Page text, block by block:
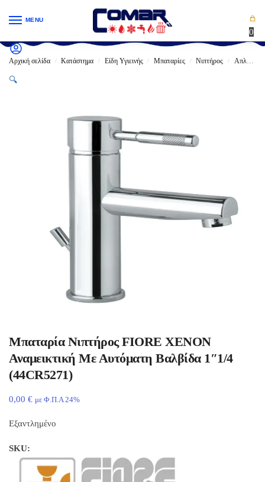
MENU
0
Αρχική σελίδα / Κατάστημα / Είδη Υγιεινής / Μπαταρίες / Νιπτήρος / Απλές
🔍
Μπαταρία Νιπτήρος FIORE XENON
Αναμεικτική Με Αυτόματη Βαλβίδα 1″1/4
(44CR5271)
0,00 € με Φ.Π.Α 24%
Εξαντλημένο
SKU: